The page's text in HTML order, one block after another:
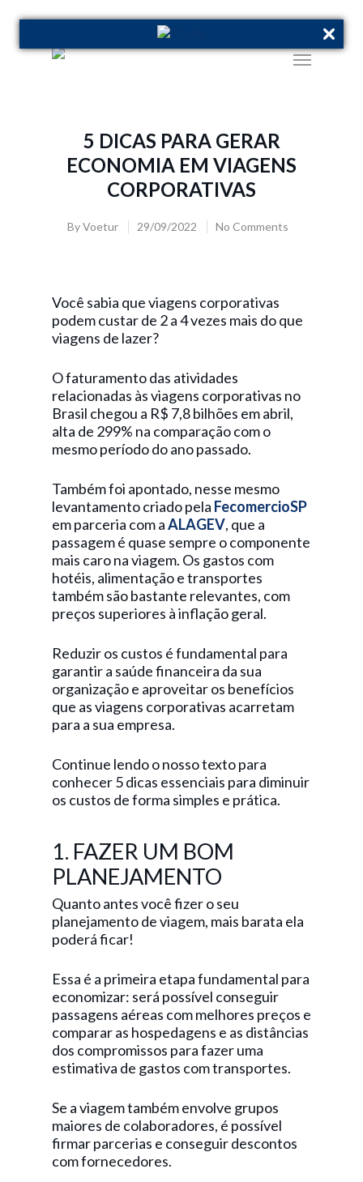
5 DICAS PARA GERAR
ECONOMIA EM VIAGENS
CORPORATIVAS
ByVoetur 29/09/2022 No Comments
Você sabia que viagens corporativas
podem custar de 2 a 4 vezes mais do que
viagens de lazer?
O faturamento das atividades
relacionadas às viagens corporativas no
Brasil chegou a R$ 7,8 bilhões em abril,
alta de 299% na comparação com o
mesmo período do ano passado.
Também foi apontado, nesse mesmo
levantamento criado pela FecomercioSP
em parceria com aALAGEV, que a
passagem é quase sempre o componente
mais caro na viagem. Os gastos com
hotéis, alimentação e transportes
também são bastante relevantes, com
preços superiores à inflação geral.
Reduzir os custos é fundamental para
garantir a saúde financeira da sua
organização e aproveitar os benefícios
que as viagens corporativas acarretam
para a sua empresa.
Continue lendo o nosso texto para
conhecer 5 dicas essenciais para diminuir
os custos de forma simples e prática.
1. FAZER UM BOM
PLANEJAMENTO
Quanto antes você fizer o seu
planejamento de viagem, mais barata ela
poderá ficar!
Essa é a primeira etapa fundamental para
economizar: será possível conseguir
passagens aéreas com melhores preços e
comparar as hospedagens e as distâncias
dos compromissos para fazer uma
estimativa de gastos com transportes.
Se a viagem também envolve grupos
maiores de colaboradores, é possível
firmar parcerias e conseguir descontos
com fornecedores.